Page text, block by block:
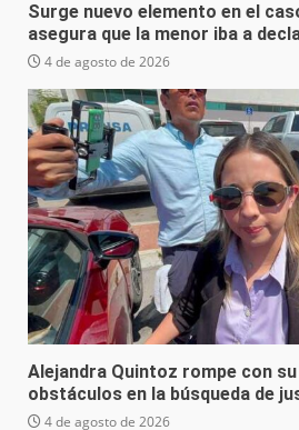
Surge nuevo elemento en el
asegura que la menor iba a
4 de agosto de 2026
Alejandra Quintoz rompe con
obstáculos en la búsqueda de
4 de agosto de 2026